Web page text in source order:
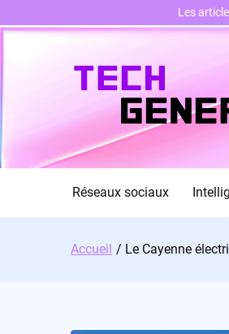
Skip
Réseaux sociaux
Accueil Le Cayenne
Les